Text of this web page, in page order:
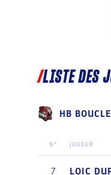
LISTE DES
HB
N° JOUEUR
7 LOIC